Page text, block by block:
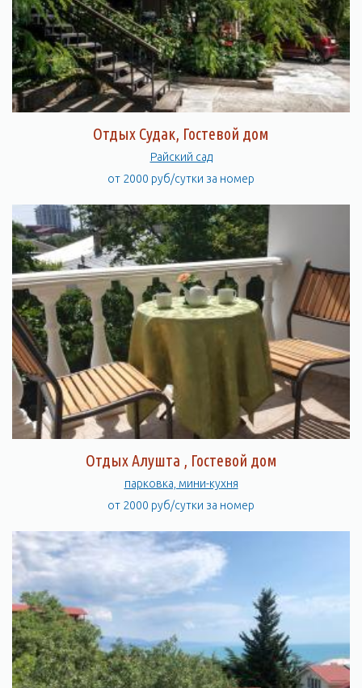
Отдых Судак, Гостевой дом
Райский сад
от 2000 руб/сутки за номер
Отдых Алушта , Гостевой дом
парковка, мини-кухня
от 2000 руб/сутки за номер